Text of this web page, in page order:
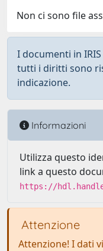
Non ci sono file
I documenti in
tutti i diritti sono
indicazione.
Informazioni
Utilizza questo
link a questo
https://
Attenzione
Attenzione! I dati